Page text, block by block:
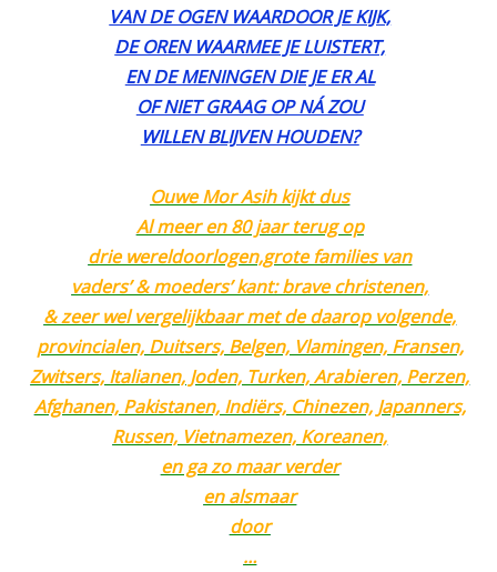
VAN DE OGEN WAARDOOR JE KIJK,
DE OREN WAARMEE JE LUISTERT,
EN DE MENINGEN DIE JE ER AL
OF NIET GRAAG OP NÁ ZOU
WILLEN BLIJVEN HOUDEN?
Ouwe Mor Asih kijkt dus
Al meer en 80 jaar terug op
drie wereldoorlogen,grote families van
vaders’ & moeders’ kant: brave christenen,
& zeer wel vergelijkbaar met de daarop volgende,
provincialen, Duitsers, Belgen, Vlamingen, Fransen,
Zwitsers, Italianen, Joden, Turken, Arabieren, Perzen,
Afghanen, Pakistanen, Indiërs, Chinezen, Japanners,
Russen, Vietnamezen, Koreanen,
en ga zo maar verder
en alsmaar
door
…